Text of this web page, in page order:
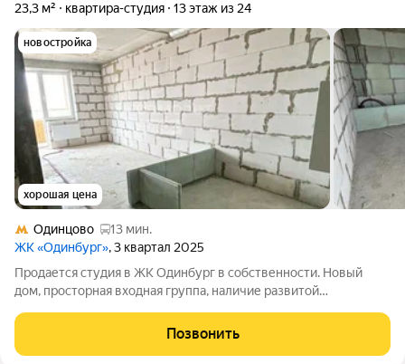
23,3 м² квартира-студия 13 этаж из 24
новостройка
хорошая цена
Одинцово
13 мин.
ЖК «Одинбург», 3 квартал 2025
Продается студия в ЖК Одинбург в собственности. Новый
дом, просторная входная группа, наличие развитой
салоны красоты, службы быта. Арт. 137370327
Позвонить